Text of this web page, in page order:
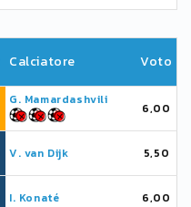
Calciatore Voto
G. Mamardashvili
6,00
V. van Dijk 5,50
I. Konaté 6,00